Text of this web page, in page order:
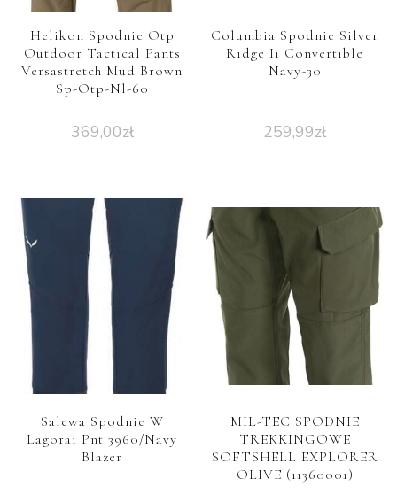
Helikon Spodnie Otp
Outdoor Tactical Pants
Versastretch Mud Brown
Sp-Otp-Nl-60
369,00zł
Columbia Spodnie Silver
Ridge Ii Convertible
Navy-30
259,99zł
Salewa Spodnie W
Lagorai Pnt 3960/Navy
Blazer
MIL-TEC SPODNIE
TREKKINGOWE
SOFTSHELL EXPLORER
OLIVE (11360001)